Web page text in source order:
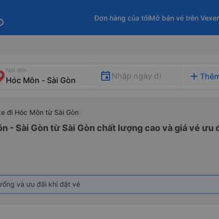
Đơn hàng của tôiMở bán vé trên
Nơi đến
Nhập ngày đi add
đi Hóc Môn từ Sài Gòn
- Sài Gòn từ Sài Gòn chất lượng cao và giá vé ưu
và ưu đãi khi đặt vé